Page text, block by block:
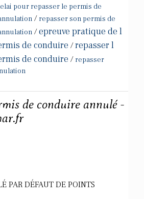
pour repasser le permis de
/ repasser son permis de
/epreuve pratique de l
de conduire /repasser l
de conduire / repasser
de conduire annulé -
PAR DÉFAUT DE POINTS